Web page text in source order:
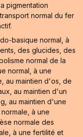
pigmentation
normal du fer
basique normal, à
des glucides, des
normal de la
normal, à une
au maintien d'os, de
au maintien d'un
au maintien d'une
à une
normale des
à une fertilité et